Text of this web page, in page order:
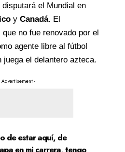
el Mundial en
y Canadá. El
no fue renovado por el
agente libre al fútbol
juega el delantero azteca.
Advertisement -
de estar aquí, de
en mi carrera, tengo